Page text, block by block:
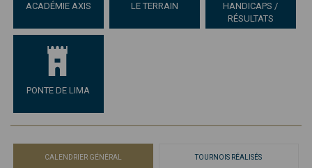
ACADÉMIE AXIS LE TERRAIN
HANDICAPS /
RÉSULTATS
PONTE DE LIMA
CALENDRIER GÉNÉRAL TOURNOIS RÉALISÉS